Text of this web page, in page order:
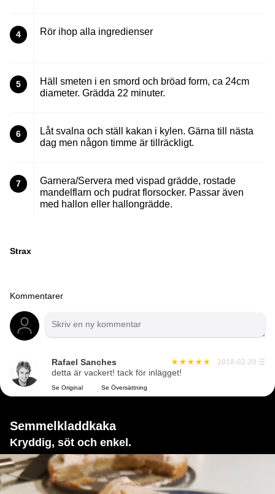
4 Rör ihop alla ingredienser
5
Häll smeten i en smord och bröad form, ca 24cm
diameter. Grädda 22 minuter.
6
Låt svalna och ställ kakan i kylen. Gärna till nästa
dag men någon timme är tillräckligt.
7
Garnera/Servera med vispad grädde, rostade
mandelflarn och pudrat florsocker. Passar även
med hallon eller hallongrädde.
Strax
Kommentarer
Rafael Sanches 2018-02-20 ☰
detta är vackert! tack för inlägget!
Se Original Se Översättning
Semmelkladdkaka
Kryddig, söt och enkel.